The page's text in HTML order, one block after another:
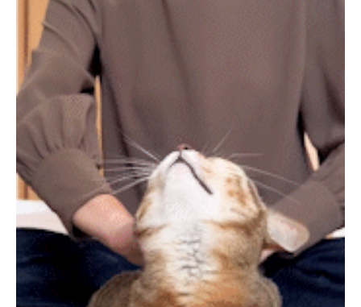
閉じる
PECOアプリをダウンロード済みの方
アプリで開く